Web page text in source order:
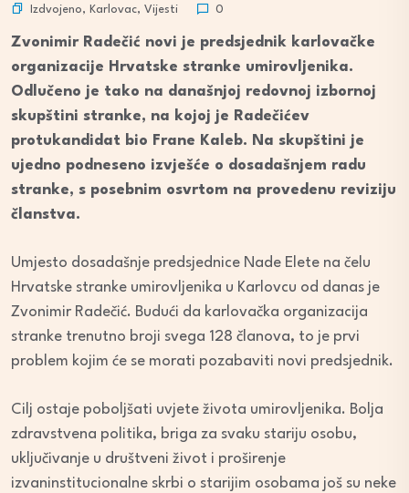
Izdvojeno, Karlovac, Vijesti 0
Zvonimir Radečić novi je predsjednik karlovačke
organizacije Hrvatske stranke umirovljenika.
Odlučeno je tako na današnjoj redovnoj izbornoj
skupštini stranke, na kojoj je Radečićev
protukandidat bio Frane Kaleb. Na skupštini je
ujedno podneseno izvješće o dosadašnjem radu
stranke, s posebnim osvrtom na provedenu reviziju
članstva.
Umjesto dosadašnje predsjednice Nade Elete na čelu
Hrvatske stranke umirovljenika u Karlovcu od danas je
Zvonimir Radečić. Budući da karlovačka organizacija
stranke trenutno broji svega 128 članova, to je prvi
problem kojim će se morati pozabaviti novi predsjednik.
Cilj ostaje poboljšati uvjete života umirovljenika. Bolja
zdravstvena politika, briga za svaku stariju osobu,
uključivanje u društveni život i proširenje
izvaninstitucionalne skrbi o starijim osobama još su neke